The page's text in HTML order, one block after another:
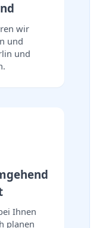
wir
und
und
Ihnen
planen